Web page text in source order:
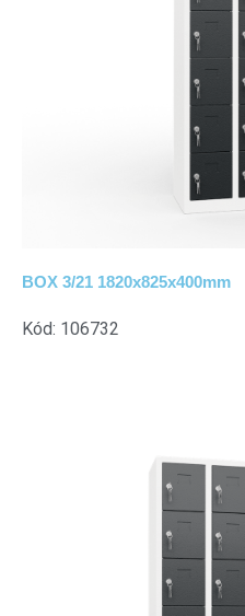
BOX 3/21 1820x825x400mm
Kód: 106732